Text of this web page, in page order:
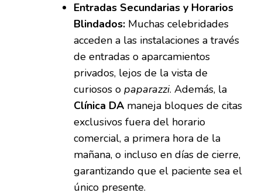
Entradas Secundarias y Horarios
Blindados: Muchas celebridades
acceden a las instalaciones a través
de entradas o aparcamientos
privados, lejos de la vista de
curiosos o paparazzi. Además, la
Clínica DA maneja bloques de citas
exclusivos fuera del horario
comercial, a primera hora de la
mañana, o incluso en días de cierre,
garantizando que el paciente sea el
único presente.